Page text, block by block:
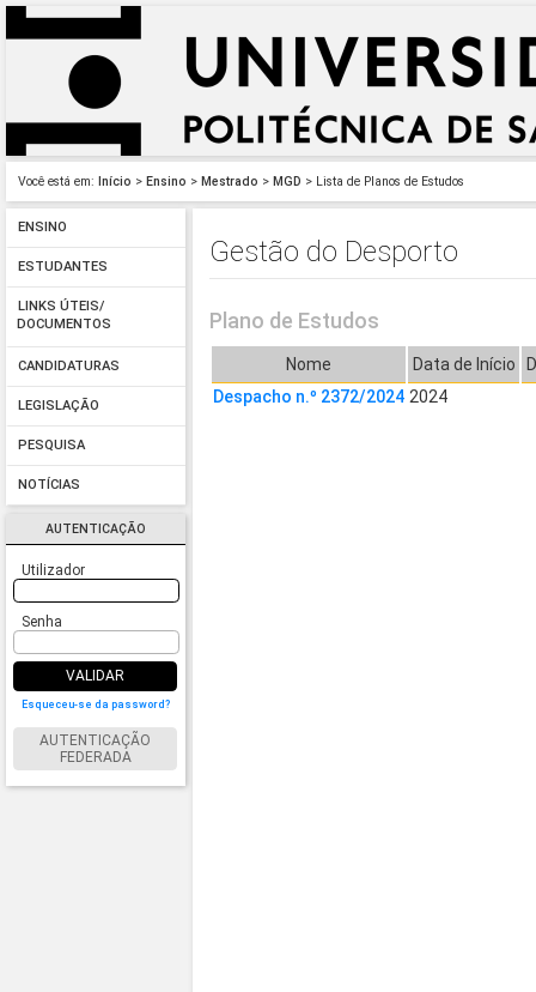
Você está em: Início > Ensino > Mestrado > MGD > Lista de Planos de Estudos
ENSINO
ESTUDANTES
LINKS ÚTEIS/
DOCUMENTOS
CANDIDATURAS
LEGISLAÇÃO
PESQUISA
NOTÍCIAS
AUTENTICAÇÃO
Utilizador
Senha
VALIDAR
Esqueceu-se da password?
AUTENTICAÇÃO
FEDERADA
Gestão do Desporto
Plano de Estudos
Nome Data de Início
Despacho n.º 2372/2024 2024